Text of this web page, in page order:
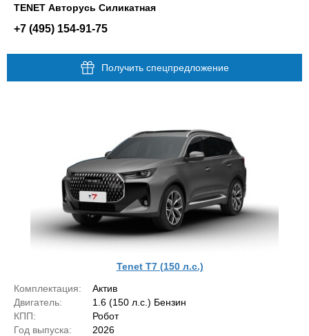
TENET Авторусь Силикатная
+7 (495) 154-91-75
Получить спецпредложение
Tenet T7 (150 л.с.)
Комплектация:
Актив
Двигатель:
1.6 (150 л.с.) Бензин
КПП:
Робот
Год выпуска:
2026